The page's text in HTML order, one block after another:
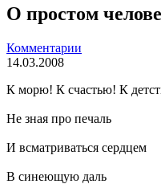
О простом
Комментарии
14.03.2008
К морю! К счастью! К
Не зная про печаль
И всматриваться сердцем
В синеющую даль